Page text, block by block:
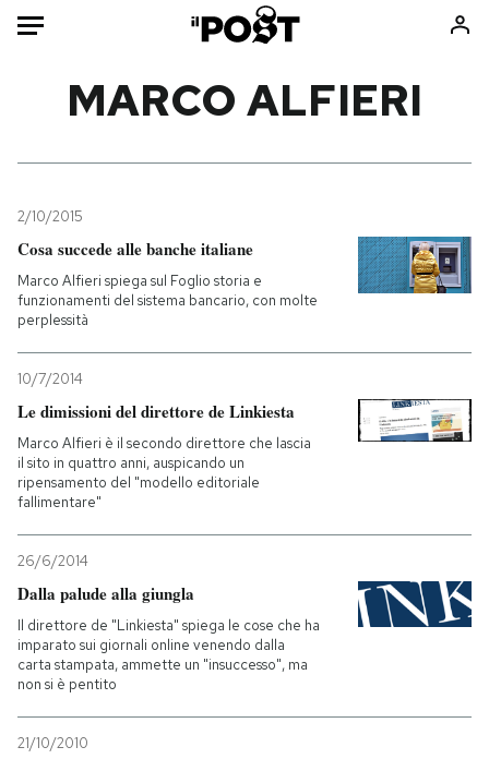
Mondo
Politica
Tecnologia
Internet
Cultura
Economia
Sport
Consumismi
Ok Boomer!
Altrecose
Mondiali calcio 2026
PODCAST
NEWSLETTER
I MIEI PREFERITI
SHOP
MARCO ALFIERI
2/10/2015
Cosa succede alle banche italiane
Marco Alfieri spiega sul Foglio storia e
funzionamenti del sistema bancario, con molte
perplessità
10/7/2014
Le dimissioni del direttore de Linkiesta
Marco Alfieri è il secondo direttore che lascia
il sito in quattro anni, auspicando un
ripensamento del "modello editoriale
fallimentare"
26/6/2014
Dalla palude alla giungla
Il direttore de "Linkiesta" spiega le cose che ha
imparato sui giornali online venendo dalla
carta stampata, ammette un "insuccesso", ma
non si è pentito
21/10/2010